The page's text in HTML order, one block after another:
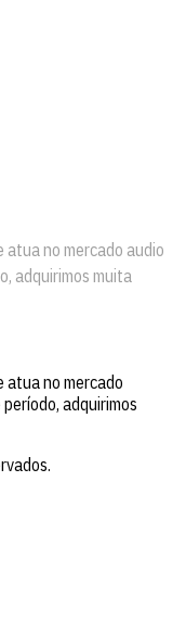
atua no mercado audio
adquirimos muita
atua no mercado
adquirimos